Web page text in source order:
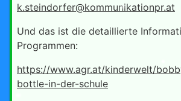
k.steindorfer@kommunikationpr.at
Und das ist die detaillierte
Programmen:
https://www.agr.at/kinderwelt/
bottle-in-der-schule